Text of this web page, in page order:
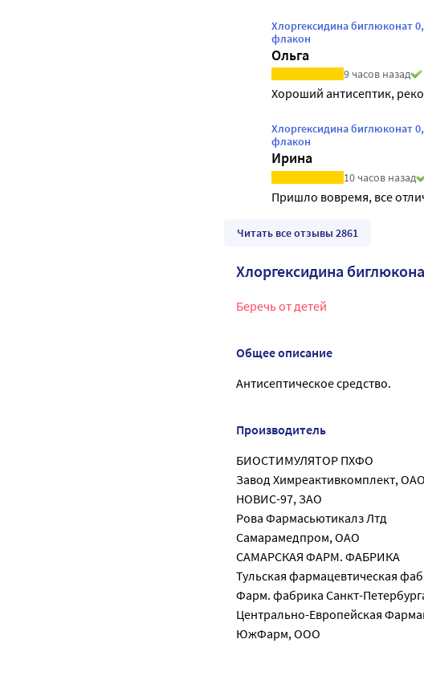
Хлоргексидина биглюконат
флакон
Ольга
9 часов назад
Хороший антисептик,
Хлоргексидина биглюконат
флакон
Ирина
10 часов назад
Пришло вовремя, все
Читать все отзывы 2861
Хлоргексидина
Беречь от детей
Общее описание
Антисептическое средство.
Производитель
БИОСТИМУЛЯТОР ПХФО
Завод Химреактивкомплект, ОАО
НОВИС-97, ЗАО
Рова Фармасьютикалз Лтд
Самарамедпром, ОАО
САМАРСКАЯ ФАРМ. ФАБРИКА
Тульская фармацевтическая
Фарм. фабрика Санкт-
Центрально-Европейская
ЮжФарм, ООО